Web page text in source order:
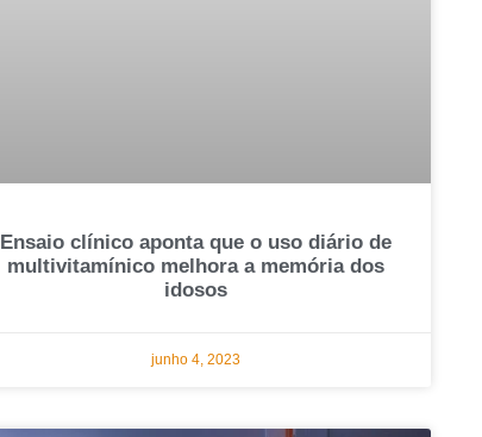
Ensaio clínico aponta que o uso diário de
multivitamínico melhora a memória dos
idosos
junho 4, 2023